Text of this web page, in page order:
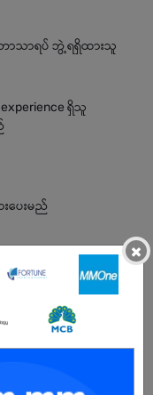
ာသာရပ် ဘွဲ့ရရှိထားသူ
ရှိသူ
းပေးမည်
×